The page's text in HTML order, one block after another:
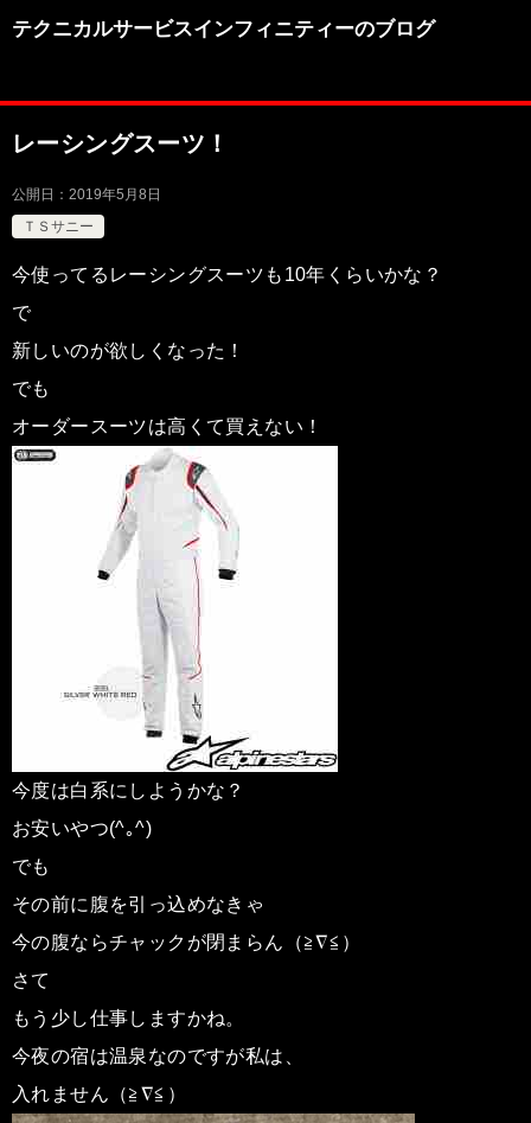
テクニカルサービスインフィニティーのブログ
レーシングスーツ！
公開日： 2019年5月8日
ＴＳサニー
今使ってるレーシングスーツも10年くらいかな？
で
新しいのが欲しくなった！
でも
オーダースーツは高くて買えない！
今度は白系にしようかな？
お安いやつ(^｡^)
でも
その前に腹を引っ込めなきゃ
今の腹ならチャックが閉まらん（≧∇≦）
さて
もう少し仕事しますかね。
今夜の宿は温泉なのですが私は、
入れません（≧∇≦）